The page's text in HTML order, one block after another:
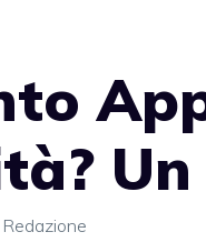
Redazione